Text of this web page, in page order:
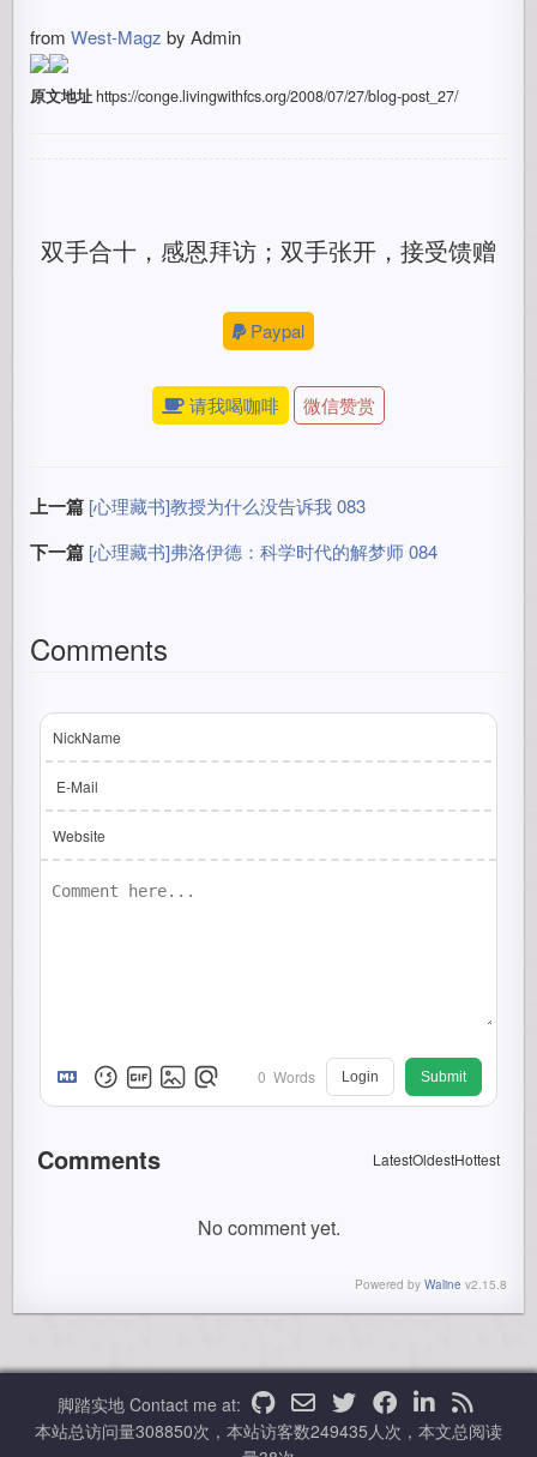
fromWest-Magz byAdmin
原文地址https://conge.livingwithfcs.org/2008/07/27/blog-post_27/
双手合十，感恩拜访；双手张开，接受馈赠
Paypal
请我喝咖啡 微信赞赏
上一篇 [心理藏书]教授为什么没告诉我 083
下一篇 [心理藏书]弗洛伊德：科学时代的解梦师 084
Comments
NickName
E-Mail
Website
0 Words Login Submit
Comments LatestOldestHottest
No comment yet.
Powered by Waline v2.15.8
脚踏实地 Contact me at:
本站总访问量308850次，本站访客数249435人次，本文总阅读